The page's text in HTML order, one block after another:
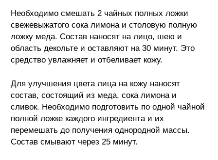
Необходимо смешать 2 чайных полных ложки
свежевыжатого сока лимона и столовую полную
ложку меда. Состав наносят на лицо, шею и
область декольте и оставляют на 30 минут. Это
средство увлажняет и отбеливает кожу.
Для улучшения цвета лица на кожу наносят
состав, состоящий из меда, сока лимона и
сливок. Необходимо подготовить по одной чайной
полной ложке каждого ингредиента и их
перемешать до получения однородной массы.
Состав смывают через 25 минут.